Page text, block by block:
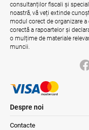
consultanților fiscali și
noastră, vă veți extinde
modul corect de organizare
corectă a rapoartelor și
o mulțime de materiale
muncii.
Despre noi
Contacte